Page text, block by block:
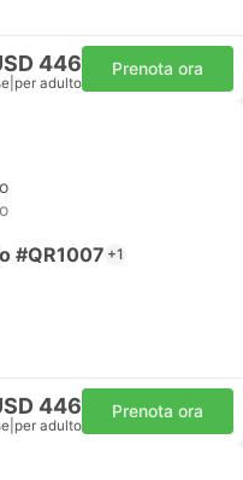
446
per adulto
Prenota ora
#QR1007 +1
446
per adulto
Prenota ora